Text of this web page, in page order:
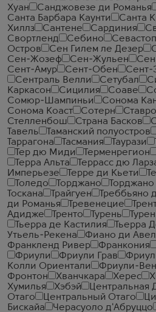
Хуан
Санджовезе ди Романья
Санта Барбара Каунти
Санта
Хиллз
Сантене Сардиния
Свортленд
Себино
Остров
Сен Гилем ле Дезер
Сен-Жозеф
Сен-Жульен
Сент-Амур
Сент-Обен Сент-
Сентраль Велли
Сетубал
Каркасон
Сицилия Соаве
Сомюр-Шампиньи
Сонома
Сонома Коаст
Сотерн
Стелленбош
Страна Басков
Тавель
Таманский полуостров
Таррагона
Тасмания Таурази
Тер дю Миди
Терменрегион
Терра Альта
Террасс дю
Имперьезе
Терре ди Кьети
Толедо
Торджано
Тоскана
Трайгуен Треббьяно
ди Романья
Тревенецие
Адидже
Тренто Турень
Тьерра де Кастилия
Тьерра
Утьель-Рекена
Фиано ди
Франкленд Ривер
Франкония
Фриули
Фриули Грав
Колли Ориентали
Фриули-
Фронтон
Хванчкара Херес
Хумилья
Хэбэй Центральная
Отаго
Центральный Отаго
Бискайа
Черасуоло д'Абруццо